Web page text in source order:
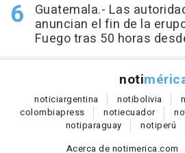
Guatemala.- Las
anuncian el fin de la
Fuego tras 50 horas
noti
noticiargentina notibolivia
colombiapress notiecuador
notiparaguay notiperú
Acerca de notimerica.com